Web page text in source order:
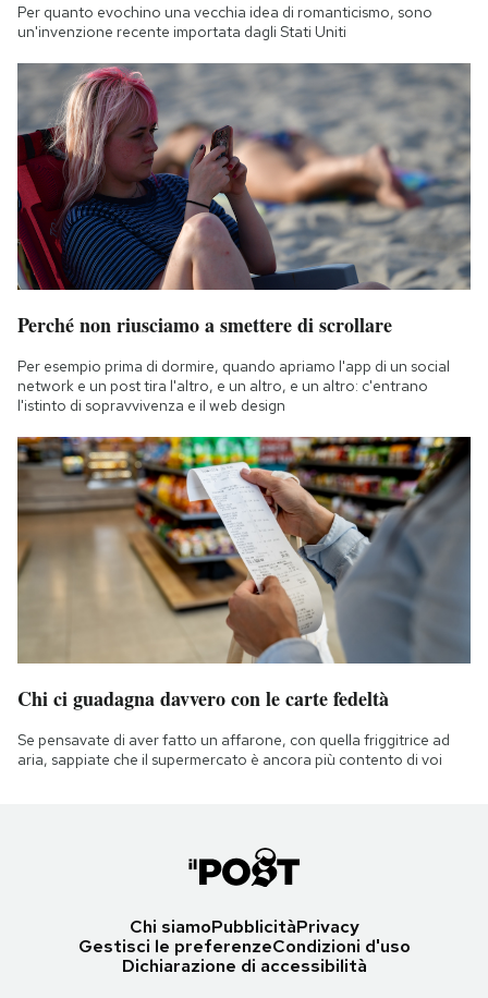
Per quanto evochino una vecchia idea di romanticismo, sono
un'invenzione recente importata dagli Stati Uniti
Perché non riusciamo a smettere di scrollare
Per esempio prima di dormire, quando apriamo l'app di un social
network e un post tira l'altro, e un altro, e un altro: c'entrano
l'istinto di sopravvivenza e il web design
Chi ci guadagna davvero con le carte fedeltà
Se pensavate di aver fatto un affarone, con quella friggitrice ad
aria, sappiate che il supermercato è ancora più contento di voi
Chi siamoPubblicitàPrivacy
Gestisci le preferenzeCondizioni d'uso
Dichiarazione di accessibilità